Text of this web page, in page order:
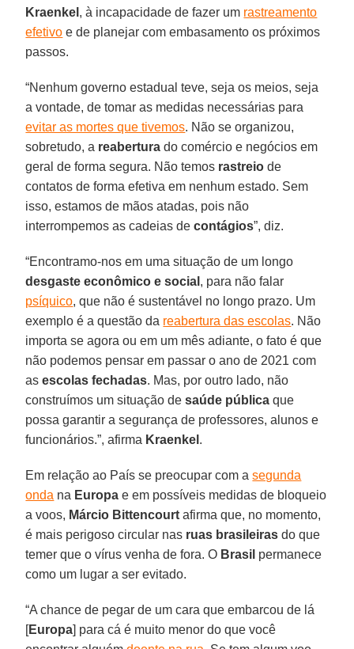
Kraenkel , à incapacidade de fazer um rastreamento
efetivo e de planejar com embasamento os próximos
passos.
“Nenhum governo estadual teve, seja os meios, seja
a vontade, de tomar as medidas necessárias para
evitar as mortes que tivemos. Não se organizou,
sobretudo, a reabertura do comércio e negócios em
geral de forma segura. Não temos rastreio de
contatos de forma efetiva em nenhum estado. Sem
isso, estamos de mãos atadas, pois não
interrompemos as cadeias decontágios”, diz.
“Encontramo-nos em uma situação de um longo
desgaste econômico e social , para não falar
psíquico, que não é sustentável no longo prazo. Um
exemplo é a questão da reabertura das escolas. Não
importa se agora ou em um mês adiante, o fato é que
não podemos pensar em passar o ano de 2021 com
asescolas fechadas. Mas, por outro lado, não
construímos um situação desaúde pública que
possa garantir a segurança de professores, alunos e
funcionários.”, afirma Kraenkel .
Em relação ao País se preocupar com asegunda
onda na Europa e em possíveis medidas de bloqueio
a voos, Márcio Bittencourt afirma que, no momento,
é mais perigoso circular nas ruas brasileiras do que
temer que o vírus venha de fora. O Brasil permanece
como um lugar a ser evitado.
“A chance de pegar de um cara que embarcou de lá
[Europa] para cá é muito menor do que você